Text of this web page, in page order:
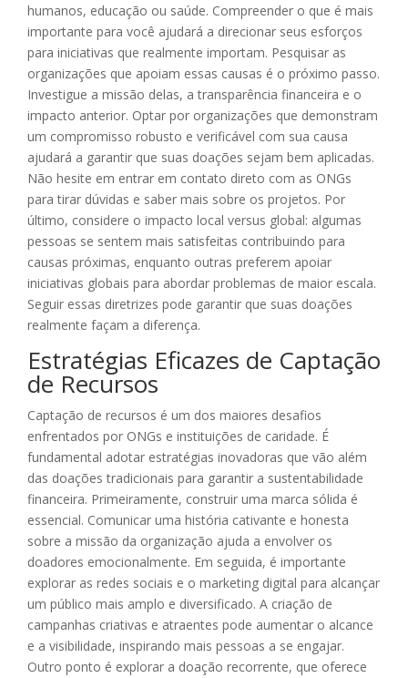
humanos, educação ou saúde. Compreender o que é mais
importante para você ajudará a direcionar seus esforços
para iniciativas que realmente importam. Pesquisar as
organizações que apoiam essas causas é o próximo passo.
Investigue a missão delas, a transparência financeira e o
impacto anterior. Optar por organizações que demonstram
um compromisso robusto e verificável com sua causa
ajudará a garantir que suas doações sejam bem aplicadas.
Não hesite em entrar em contato direto com as ONGs
para tirar dúvidas e saber mais sobre os projetos. Por
último, considere o impacto local versus global: algumas
pessoas se sentem mais satisfeitas contribuindo para
causas próximas, enquanto outras preferem apoiar
iniciativas globais para abordar problemas de maior escala.
Seguir essas diretrizes pode garantir que suas doações
realmente façam a diferença.
Estratégias Eficazes de Captação
de Recursos
Captação de recursos é um dos maiores desafios
enfrentados por ONGs e instituições de caridade. É
fundamental adotar estratégias inovadoras que vão além
das doações tradicionais para garantir a sustentabilidade
financeira. Primeiramente, construir uma marca sólida é
essencial. Comunicar uma história cativante e honesta
sobre a missão da organização ajuda a envolver os
doadores emocionalmente. Em seguida, é importante
explorar as redes sociais e o marketing digital para alcançar
um público mais amplo e diversificado. A criação de
campanhas criativas e atraentes pode aumentar o alcance
e a visibilidade, inspirando mais pessoas a se engajar.
Outro ponto é explorar a doação recorrente, que oferece